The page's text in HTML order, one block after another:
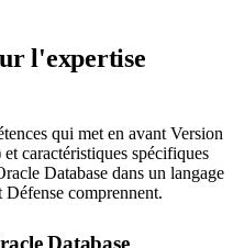
l'expertise
qui met en avant Version
caractéristiques spécifiques
Database dans un langage
Défense comprennent.
Database